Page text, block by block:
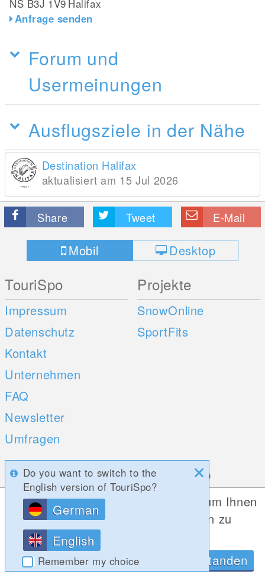
NS B3J 1V9 Halifax
Anfrage senden
Forum und
Usermeinungen
Ausflugsziele in der Nähe
Destination Halifax
aktualisiert am 15 Jul 2026
Share Tweet E-Mail
Mobil Desktop
TouriSpo
Impressum
Datenschutz
Kontakt
Unternehmen
FAQ
Newsletter
Umfragen
Projekte
SnowOnline
SportFits
Mobile Apps
iOS
Android
Social Web
Do you want to switch to the
English version of TouriSpo?
German
English
Remember my choice
Diese Website verwendet Cookies, um Ihnen
die bestmögliche Funktionalität bieten zu
können.
Datenschutzrichtlinien
OK, Verstanden